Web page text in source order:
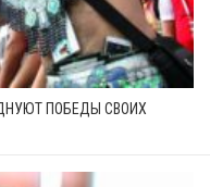
ПОБЕДЫ СВОИХ